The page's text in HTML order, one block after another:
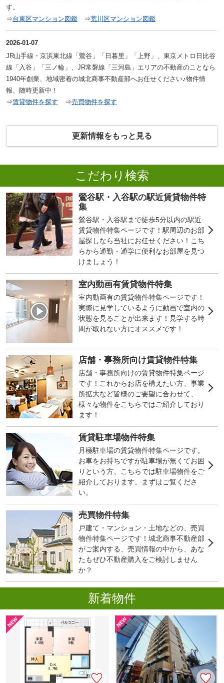
す。
⇒台東区マンション図鑑⇒荒川区マンション図鑑
2026-01-07
JR山手線・京浜東北線「鶯谷」「日暮里」「上野」、東京メトロ日比谷
線「入谷」「三ノ輪」、JR常磐線「三河島」エリアの不動産のことなら
1940年創業、地域密着の城北商事不動産部へお任せください♪物件情
報、随時更新中！
⇒賃貸物件を探す ⇒売買物件を探す
更新情報をもっと見る
こだわり検索
鶯谷駅・入谷駅の駅近賃貸物件特
集
鶯谷駅・入谷駅まで徒歩5分以内の駅近
賃貸物件特集ページです！駅周辺のお部
屋探しなら当社にお任せください！こち
らから通勤・通学に便利なお部屋を見つ
けましょう！
室内動画有賃貸物件特集
室内動画有の賃貸物件特集ページです！
実際に見学しているように動画で室内の
状態を見ることが出来ます！見学する時
間が取れない方にオススメです！
店舗・事務所向け賃貸物件特集
店舗・事務所向けの賃貸物件特集ページ
です！これからお店を構えたい方、事業
所拡大など皆様のご要望に合わせて、
様々な物件をこちらではご紹介しており
ます！
賃貸駐車場物件特集
月極駐車場の賃貸物件特集ページです。
お車をお持ちですが駐車場が無くてお困
りという方、こちらでは駐車場物件をご
紹介しております。まずはご覧くださ
い。
売買物件特集
戸建て・マンション・土地などの、売買
物件特集ページです！城北商事不動産部
がご案内する、売買情報の中から、あな
たもぜひ不動産購入をご検討しません
か？
新着物件